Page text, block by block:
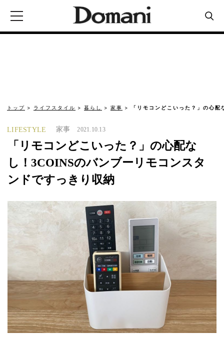
トップ ライフスタイル 暮らし 家事 「リモコンどこいった？」の心
LIFESTYLE 家事 2021.10.13
「リモコンどこいった？」の心配な
し！3COINSのバンブーリモコンスタ
ンドですっきり収納